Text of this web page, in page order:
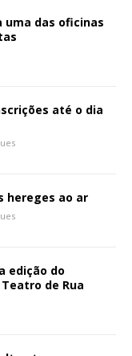
uma das oficinas
até o dia
hereges ao ar
edição do
Teatro de Rua